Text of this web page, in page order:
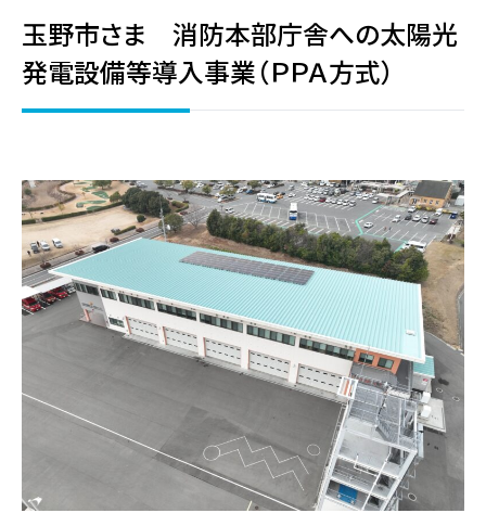
玉野市さま 消防本部庁舎への太陽光
発電設備等導入事業（ＰＰＡ方式）